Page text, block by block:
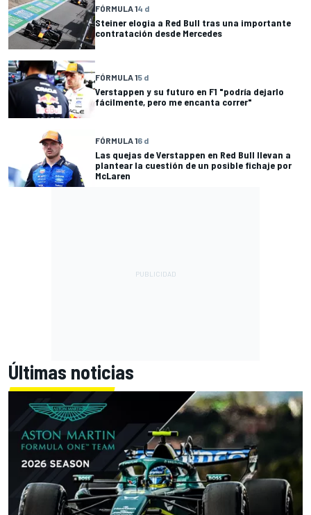
FÓRMULA 14 d
Steiner elogia a Red Bull tras una importante
contratación desde Mercedes
FÓRMULA 15 d
Verstappen y su futuro en F1 "podría dejarlo
fácilmente, pero me encanta correr"
FÓRMULA 16 d
Las quejas de Verstappen en Red Bull llevan a
plantear la cuestión de un posible fichaje por
McLaren
Últimas noticias